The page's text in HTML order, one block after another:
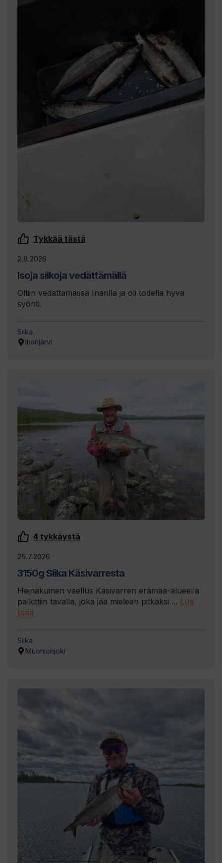
Tykkää tästä
2.8.2026
Isoja siikoja vedättämällä
Oltiin vedättämässä Inarilla ja oli todella hyvä
syönti.
Siika
Inarijärvi
4 tykkäystä
25.7.2026
3150g Siika Käsivarresta
Heinäkuinen vaellus Käsivarren erämaa-alueella
palkittiin tavalla, joka jää mieleen pitkäksi ... Lue
lisää
Siika
Muonionjoki